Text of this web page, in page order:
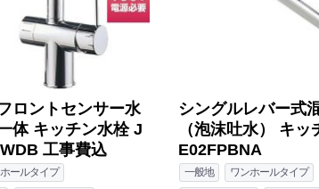
ロントセンサー水
体 キッチン水栓 J
工事費込
ールタイプ
シングルレバー式
（泡沫吐水） キッ
E02FPBNA
一般地
ワンホールタイプ